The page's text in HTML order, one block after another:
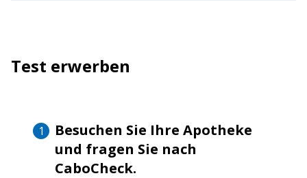
Test erwerben
Besuchen Sie Ihre Apotheke
und fragen Sie nach
CaboCheck.